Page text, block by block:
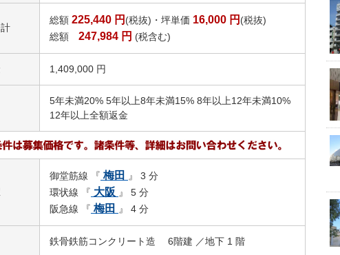
総額 225,440 円 (税抜)・坪単価 16,000 円 (税抜)
総額 247,984 円 (税含む)
1,409,000 円
5年未満20% 5年以上8年未満15% 8年以上12年未満10%
12年以上全額返金
御堂筋線 『 梅田
』 3 分
環状線 『 大阪 』 5 分
阪急線 『 梅田 』 4 分
鉄骨鉄筋コンクリート造 6階建 ／地下 1 階